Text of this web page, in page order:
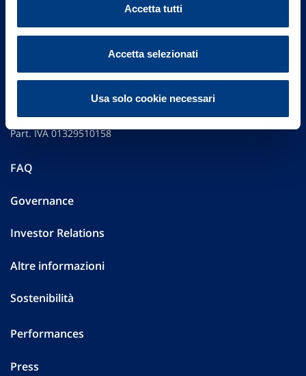
Accetta tutti
Accetta selezionati
Usa solo cookie necessari
Via Ignazio Gardella, 2
20149 Milano
Part. IVA 01329510158
FAQ
Governance
Investor Relations
Altre informazioni
Sostenibilità
Performances
Press